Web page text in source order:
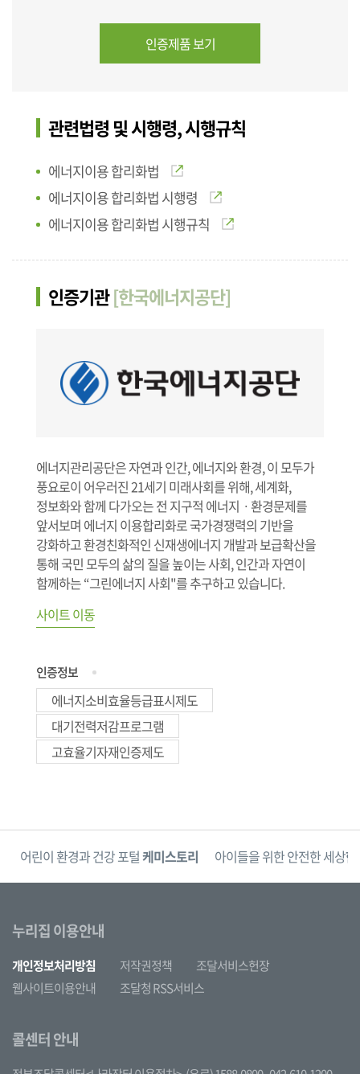
인증제품 보기
관련법령 및 시행령, 시행규칙
에너지이용 합리화법
에너지이용 합리화법 시행령
에너지이용 합리화법 시행규칙
인증기관[한국에너지공단]
에너지관리공단은 자연과 인간, 에너지와 환경, 이 모두가
풍요로이 어우러진 21세기 미래사회를 위해, 세계화,
정보화와 함께 다가오는 전 지구적 에너지ㆍ환경문제를
앞서보며 에너지 이용합리화로 국가경쟁력의 기반을
강화하고 환경친화적인 신재생에너지 개발과 보급확산을
통해 국민 모두의 삶의 질을 높이는 사회, 인간과 자연이
함께하는 “그린에너지 사회"를 추구하고 있습니다.
사이트 이동
인증정보
에너지소비효율등급표시제도
대기전력저감프로그램
고효율기자재인증제도
어린이 환경과 건강 포털케미스토리 아이들을 위한 안전한 세상
누리집 이용안내
개인정보처리방침 저작권정책
조달서비스헌장
웹사이트이용안내
조달청 RSS서비스
콜센터 안내